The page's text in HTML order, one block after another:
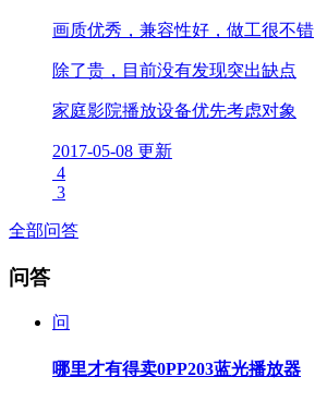
画质优秀，兼容性好，做工很不错
除了贵，目前没有发现突出缺点
家庭影院播放设备优先考虑对象
2017-05-08 更新
4
3
全部问答
问答
问
哪里才有得卖0PP203蓝光播放器